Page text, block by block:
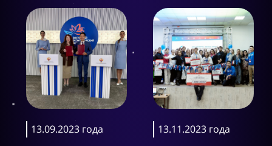
13.09.2023 года 13.11.2023 года